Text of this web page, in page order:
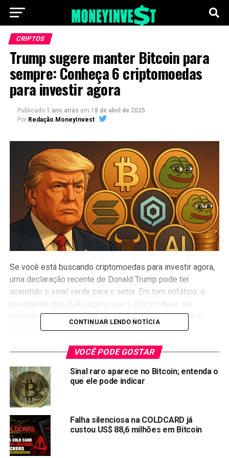
CRIPTOS
Trump sugere manter Bitcoin para
sempre: Conheça 6 criptomoedas
para investir agora
Publicado 1 ano atrás em 18 de abril de 2025
Por Redação MoneyInvest
Se você está buscando criptomoedas para investir agora,
uma declaração recente de Donald Trump pode ter
acendido o sinal verde para o setor. Em tom enfático, o
mantido para sempre, reacendendo o interesse global
pelos ativos digitais.
Aproveitando o embalo, reunimos6 criptomoedas
algumas em pré-venda, com forte potencial de
valorização. Confira a seguir por que este pode ser o
momento ideal para diversificar sua carteira com projetos
Panorama econômico global
CONTINUAR LENDO NOTÍCIA
VOCÊ PODE GOSTAR
Sinal raro aparece no Bitcoin; entenda o
que ele pode indicar
Falha silenciosa na COLDCARD já
custou US$ 88,6 milhões em Bitcoin